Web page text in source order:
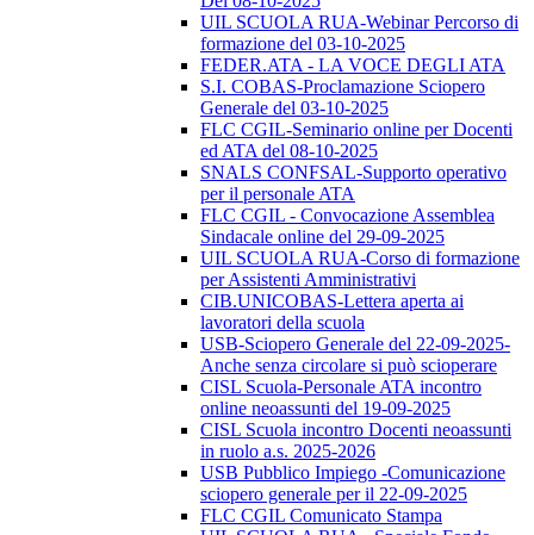
UIL SCUOLA RUA-Webinar Percorso di
formazione del 03-10-2025
FEDER.ATA - LA VOCE DEGLI ATA
S.I. COBAS-Proclamazione Sciopero
Generale del 03-10-2025
FLC CGIL-Seminario online per Docenti
ed ATA del 08-10-2025
SNALS CONFSAL-Supporto operativo
per il personale ATA
FLC CGIL - Convocazione Assemblea
Sindacale online del 29-09-2025
UIL SCUOLA RUA-Corso di formazione
per Assistenti Amministrativi
CIB.UNICOBAS-Lettera aperta ai
lavoratori della scuola
USB-Sciopero Generale del 22-09-2025-
Anche senza circolare si può scioperare
CISL Scuola-Personale ATA incontro
online neoassunti del 19-09-2025
CISL Scuola incontro Docenti neoassunti
in ruolo a.s. 2025-2026
USB Pubblico Impiego -Comunicazione
sciopero generale per il 22-09-2025
FLC CGIL Comunicato Stampa